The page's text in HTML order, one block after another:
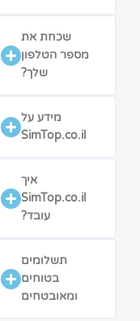
שכחת את
מספר הטלפון
שלך?
מידע על
SimTop.co.il
איך
SimTop.co.il
עובד?
תשלומים
בטוחים
ומאובטחים